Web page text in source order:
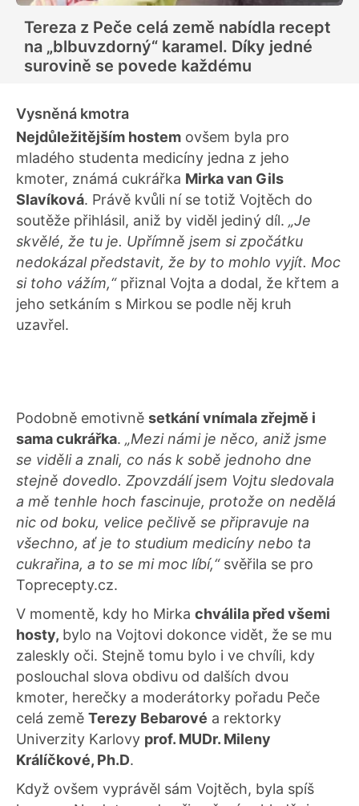
Tereza z Peče celá země nabídla recept
na „blbuvzdorný“ karamel. Díky jedné
surovině se povede každému
Vysněná kmotra
Nejdůležitějším hostem ovšem byla pro
mladého studenta medicíny jedna z jeho
kmoter, známá cukrářka Mirka van Gils
Slavíková. Právě kvůli ní se totiž Vojtěch do
soutěže přihlásil, aniž by viděl jediný díl. „Je
skvělé, že tu je. Upřímně jsem si zpočátku
nedokázal představit, že by to mohlo vyjít. Moc
si toho vážím,“přiznal Vojta a dodal, že křtem a
jeho setkáním s Mirkou se podle něj kruh
uzavřel.
Podobně emotivně setkání vnímala zřejmě i
sama cukrářka. „Mezi námi je něco, aniž jsme
se viděli a znali, co nás k sobě jednoho dne
stejně dovedlo. Zpovzdálí jsem Vojtu sledovala
a mě tenhle hoch fascinuje, protože on nedělá
nic od boku, velice pečlivě se připravuje na
všechno, ať je to studium medicíny nebo ta
cukrařina, a to se mi moc líbí,“ svěřila se pro
Toprecepty.cz.
V momentě, kdy ho Mirka chválila před všemi
hosty, bylo na Vojtovi dokonce vidět, že se mu
zaleskly oči. Stejně tomu bylo i ve chvíli, kdy
poslouchal slova obdivu od dalších dvou
kmoter, herečky a moderátorky pořadu Peče
celá země Terezy Bebarové a rektorky
Univerzity Karlovy prof. MUDr. Mileny
Králíčkové, Ph.D.
Když ovšem vyprávěl sám Vojtěch, byla spíš